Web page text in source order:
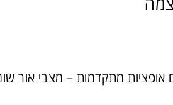
מתקדמות – מצבי אור